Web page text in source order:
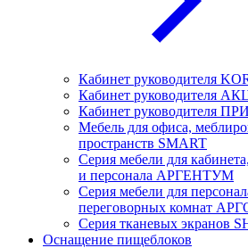
Кабинет руководителя
Кабинет руководителя
Кабинет руководителя
Мебель для офиса,
пространств SMART
Серия мебели для
и персонала АРГЕНТУМ
Серия мебели для
переговорных комнат
Серия тканевых экранов
Оснащение пищеблоков